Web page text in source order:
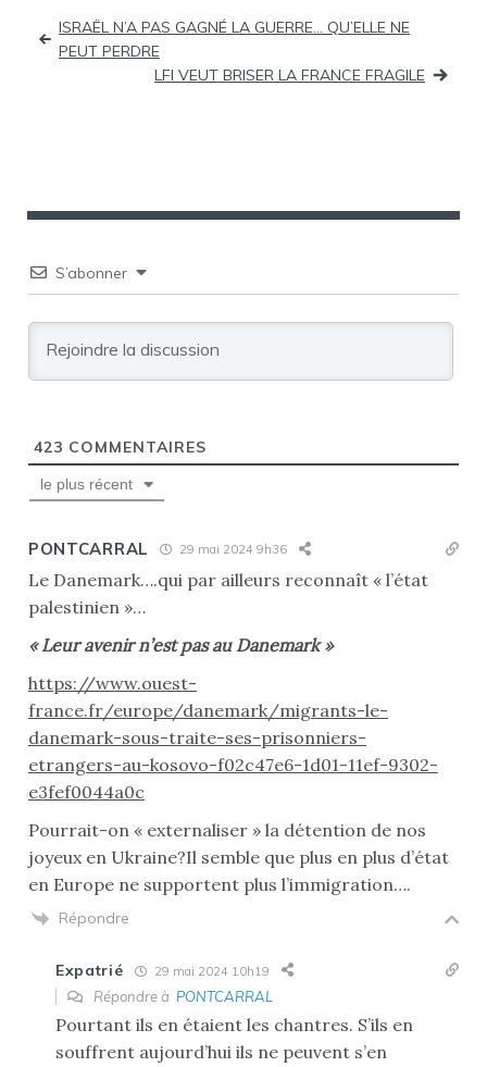
Navigation
ISRAËL N’A PAS GAGNÉ LA GUERRE… QU’ELLE NE
PEUT PERDRE
LFI VEUT BRISER LA FRANCE FRAGILE
S’abonner
423 COMMENTAIRES
le plus récent
PONTCARRAL 29 mai 2024 9h36
Le Danemark….qui par ailleurs reconnaît « l’état
palestinien »…
« Leur avenir n’est pas au Danemark »
https://www.ouest-
france.fr/europe/danemark/migrants-le-
danemark-sous-traite-ses-prisonniers-
etrangers-au-kosovo-f02c47e6-1d01-11ef-9302-
e3fef0044a0c
Pourrait-on « externaliser » la détention de nos
joyeux en Ukraine?Il semble que plus en plus d’état
en Europe ne supportent plus l’immigration….
Répondre
Expatrié 29 mai 2024 10h19
Répondre à PONTCARRAL
Pourtant ils en étaient les chantres. S’ils en
souffrent aujourd’hui ils ne peuvent s’en